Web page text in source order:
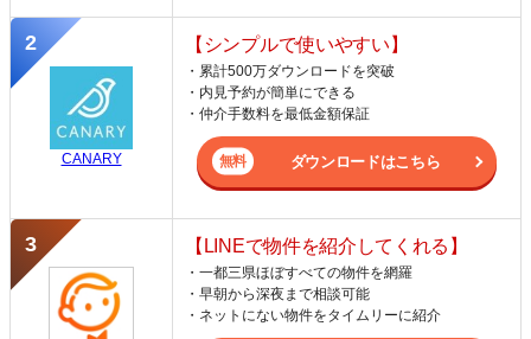
CANARY
【シンプルで使いやすい】
・累計500万ダウンロードを突破
・内見予約が簡単にできる
・仲介手数料を最低金額保証
ダウンロードはこちら
【LINEで物件を紹介してくれる】
・一都三県ほぼすべての物件を網羅
・早朝から深夜まで相談可能
・ネットにない物件をタイムリーに紹介